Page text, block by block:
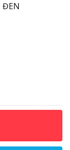
ĐEN